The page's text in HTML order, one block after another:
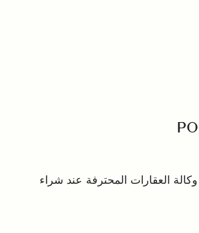
العقارات المحترفة عند شراء